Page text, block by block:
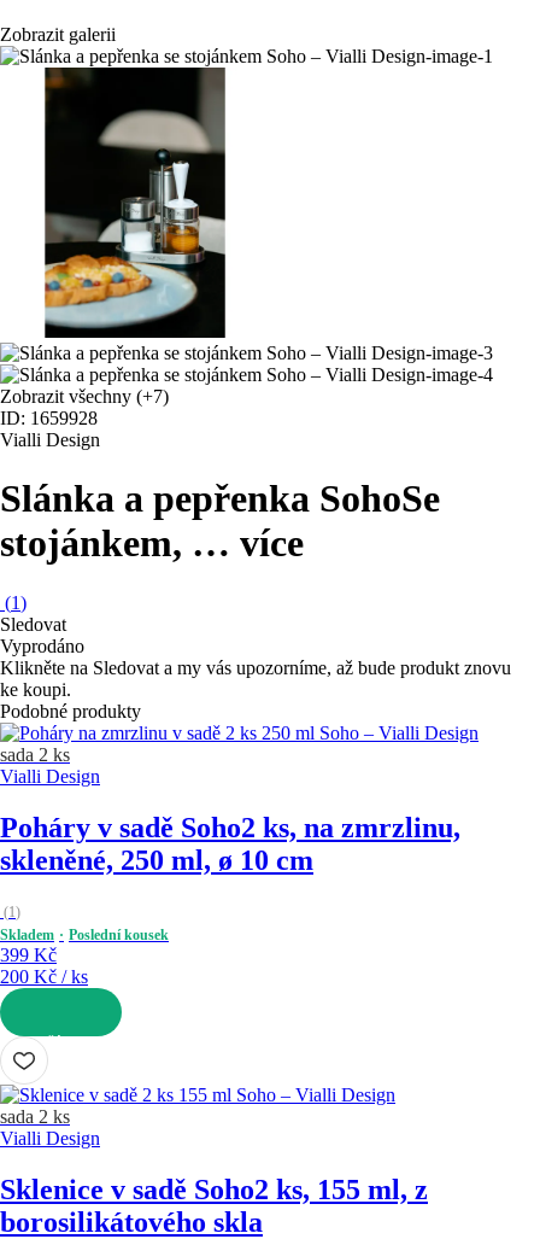
Zobrazit galerii
Zobrazit všechny (+7)
ID: 1659928
Vialli Design
Slánka a pepřenka SohoSe
stojánkem, … více
(1)
Sledovat
Vyprodáno
Klikněte na Sledovat a my vás upozorníme, až bude produkt znovu
ke koupi.
Podobné produkty
sada 2 ks
Vialli Design
Poháry v sadě Soho2 ks, na zmrzlinu,
skleněné, 250 ml, ø 10 cm
(1)
Skladem
Poslední kousek
399 Kč
200 Kč / ks
DO KOŠÍKU
sada 2 ks
Vialli Design
Sklenice v sadě Soho2 ks, 155 ml, z
borosilikátového skla